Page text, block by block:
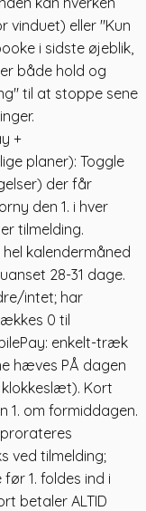
vinduet) eller "Kun
i sidste øjeblik,
både hold og
til at stoppe sene
+
planer): Toggle
der får
den 1. i hver
tilmelding.
kalendermåned
28-31 dage.
intet; har
0 til
enkelt-træk
hæves PÅ dagen
klokkeslæt). Kort
1. om formiddagen.
ved tilmelding;
1. foldes ind i
betaler ALTID